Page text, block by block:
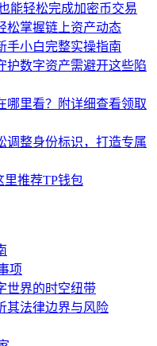
能轻松完成加密币交易
松掌握链上资产动态
手小白完整实操指南
护数字资产需避开这些陷
哪里看？附详细查看领取
调整身份标识，打造专属
里推荐TP钱包
项
世界的时空纽带
其法律边界与风险